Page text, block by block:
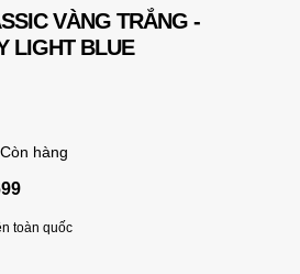
VÀNG TRẮNG -
LIGHT BLUE
Còn hàng
toàn quốc